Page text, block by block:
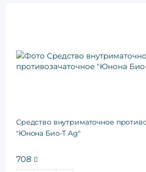
Средство внутриматочное
"Юнона Био-Т Ag"
708